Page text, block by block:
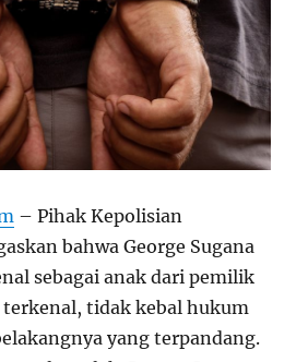
– Pihak Kepolisian
bahwa George Sugana
sebagai anak dari pemilik
tidak kebal hukum
yang terpandang.